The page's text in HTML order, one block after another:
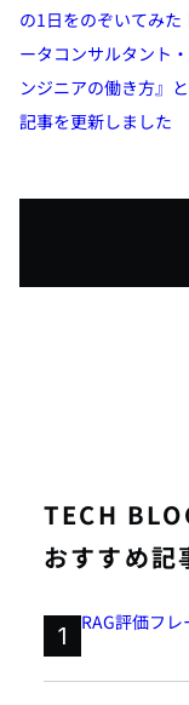
の1日をのぞいてみた
ータコンサルタント
ンジニアの働き方』
記事を更新しました
TECH
おすすめ記
1 RAG評価フ